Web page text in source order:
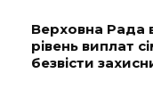
Верховна Рада
рівень виплат
безвісти